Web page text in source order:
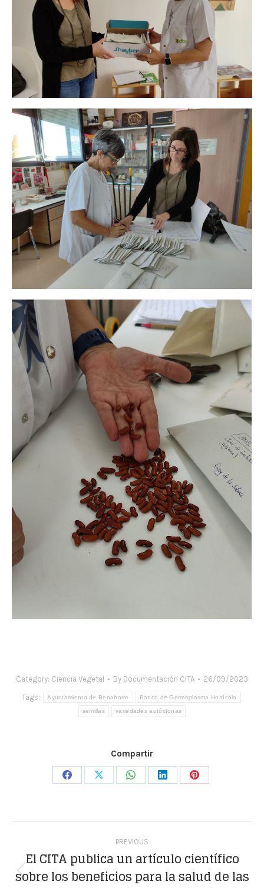
Category: Ciencia Vegetal By Documentación CITA 26/09/2023
Tags: Ayuntamiento de Benabarre Banco de Germoplasma Hortícola
semillas variedades autóctonas
Compartir
Share
Share
Share
Share
Share
navigationPREVIOUS
Previous
El CITA publica un artículo científico
sobre los beneficios para la salud de las